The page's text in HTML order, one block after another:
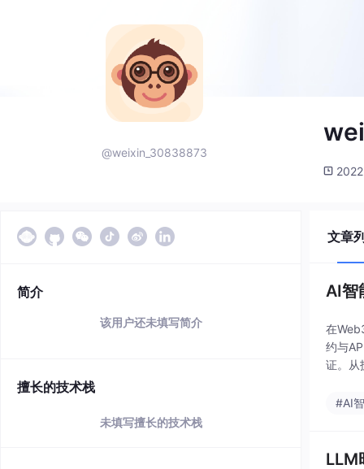
@weixin_30838873
简介
该用户还未填写简介
擅长的技术栈
未填写擅长的技术栈
文章
AI智
在
约与
证。从
#AI
LLM